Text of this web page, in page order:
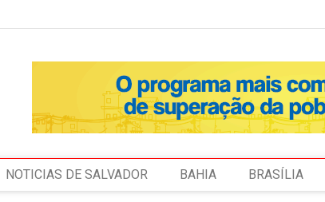
NOTICIAS DE SALVADOR BAHIA BRASÍLIA